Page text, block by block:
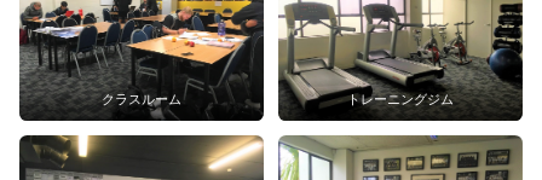
クラスルーム トレーニングジム